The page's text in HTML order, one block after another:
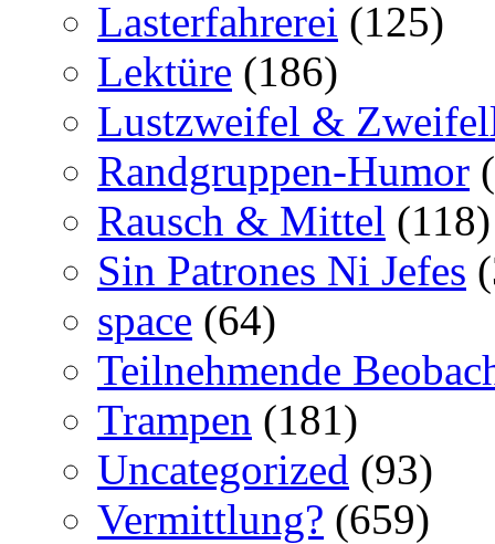
Lasterfahrerei (125)
Lektüre (186)
Lustzweifel &
Randgruppen-Humor
Rausch & Mittel (118)
Sin Patrones Ni Jefes
space (64)
Teilnehmende
Trampen (181)
Uncategorized (93)
Vermittlung? (659)